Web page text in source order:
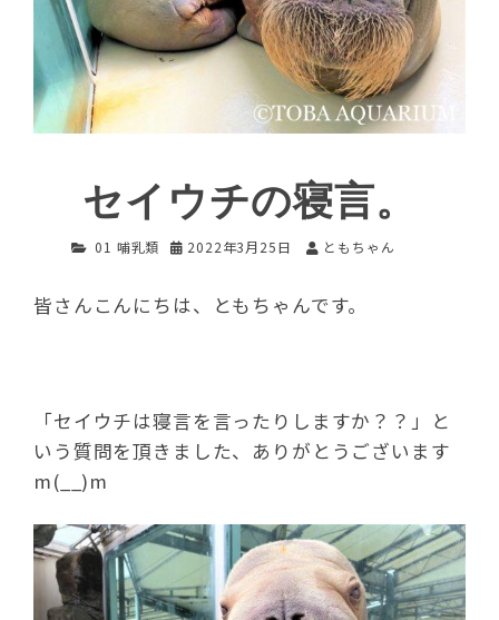
セイウチの寝言。
01 哺乳類 2022年3月25日 ともちゃん
皆さんこんにちは、ともちゃんです。
「セイウチは寝言を言ったりしますか？？」と
いう質問を頂きました、ありがとうございます
m(__)m